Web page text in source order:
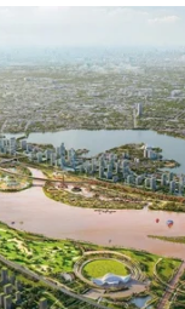
MỤC
tiền cho doanh
từ chính sách